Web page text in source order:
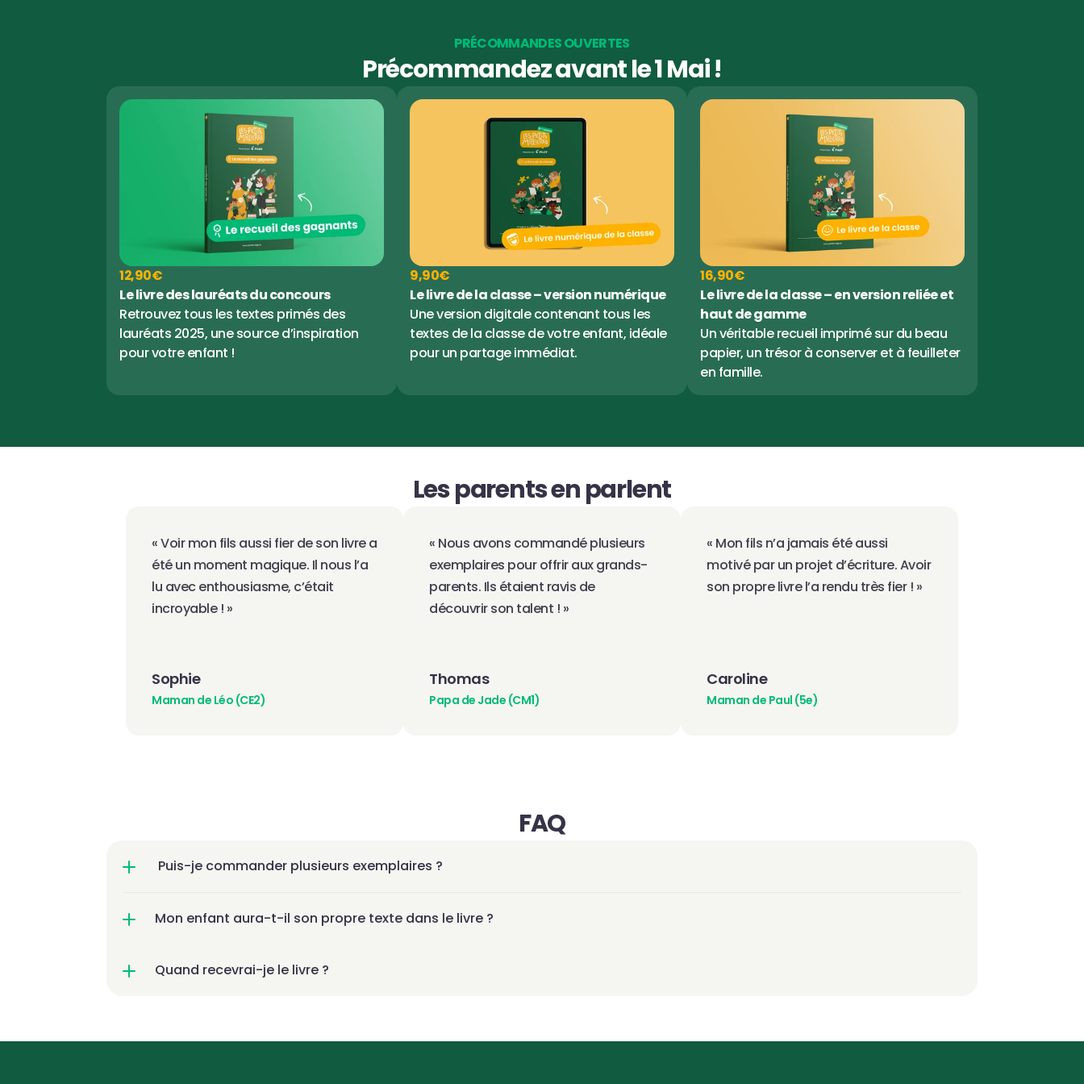
PRÉCOMMANDES OUVERTES
Précommandez avant le 1 Mai !
12,90€
Le livre des lauréats du concours
Retrouvez tous les textes primés des
lauréats 2025, une source d’inspiration
pour votre enfant !
9,90€
Le livre de la classe – version numérique
Une version digitale contenant tous les
textes de la classe de votre enfant, idéale
pour un partage immédiat.
16,90€
Le livre de la classe – en version reliée et
haut de gamme
Un véritable recueil imprimé sur du beau
papier, un trésor à conserver et à feuilleter
en famille.
Les parents en parlent
« Voir mon fils aussi fier de son livre a
été un moment magique. Il nous l’a
lu avec enthousiasme, c’était
incroyable ! »
Sophie
Maman de Léo (CE2)
« Nous avons commandé plusieurs
exemplaires pour offrir aux grands-
parents. Ils étaient ravis de
découvrir son talent ! »
Thomas
Papa de Jade (CM1)
« Mon fils n’a jamais été aussi
motivé par un projet d’écriture. Avoir
son propre livre l’a rendu très fier ! »
Caroline
Maman de Paul (5e)
FAQ
Puis-je commander plusieurs exemplaires ?
Mon enfant aura-t-il son propre texte dans le livre ?
Quand recevrai-je le livre ?